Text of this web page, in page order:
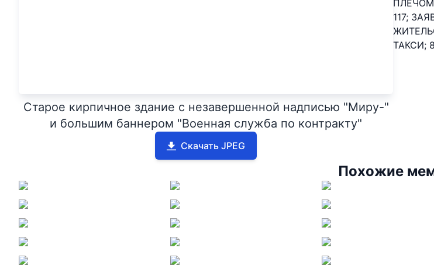
Старое кирпичное здание с незавершенной надписью "Миру-"
и большим баннером "Военная служба по контракту"
Скачать JPEG
ПЛЕЧОМ
117;
ТАКСИ;
Похожие